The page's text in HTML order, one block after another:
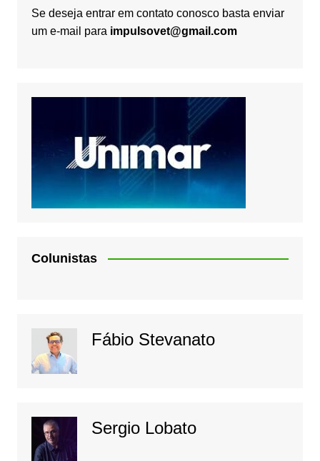
Se deseja entrar em contato conosco basta enviar
um e-mail para impulsovet@gmail.com
Colunistas
Fábio Stevanato
Sergio Lobato